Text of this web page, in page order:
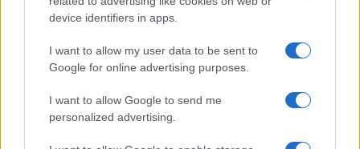
device identifiers in apps.
I want to allow my user data to be sent to
Google for online advertising purposes.
I want to allow Google to send me
personalized advertising.
Leggi anche:
Crans Montana, perché non possiamo poi dare
lezioni alla Svizzera
I miei amici muoiono!;Correte! Le telefonate